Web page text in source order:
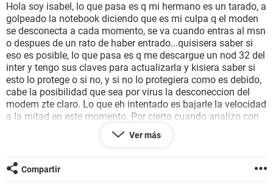
Hola soy isabel, lo que pasa es q mi hermano es un tarado, a
golpeado la notebook diciendo que es mi culpa q el moden
se desconecta a cada momento, se va cuando entras al msn
o despues de un rato de haber entrado...quisisera saber si
eso es posible, lo que pasa es q me descargue un nod 32 del
inter y tengo sus claves para actualizarla y kisiera saber si
esto lo protege o si no, y si no lo protegiera como es debido,
cabe la posibilidad que sea por virus la desconeccion del
modem zte claro. Lo que eh intentado es bajarle la velocidad
a la mitad en este momento. Por cierto cuando analizo con
este antivirus no me salen virus que estan infectando mi
Por favor ayudenme..!!! en relidad no se mucho de
computadoras pero explicandome detalladamente si puedo
Ver más
Compartir